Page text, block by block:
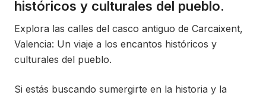
históricos y culturales del pueblo.
Explora las calles del casco antiguo de Carcaixent,
Valencia: Un viaje a los encantos históricos y
culturales del pueblo.
Si estás buscando sumergirte en la historia y la